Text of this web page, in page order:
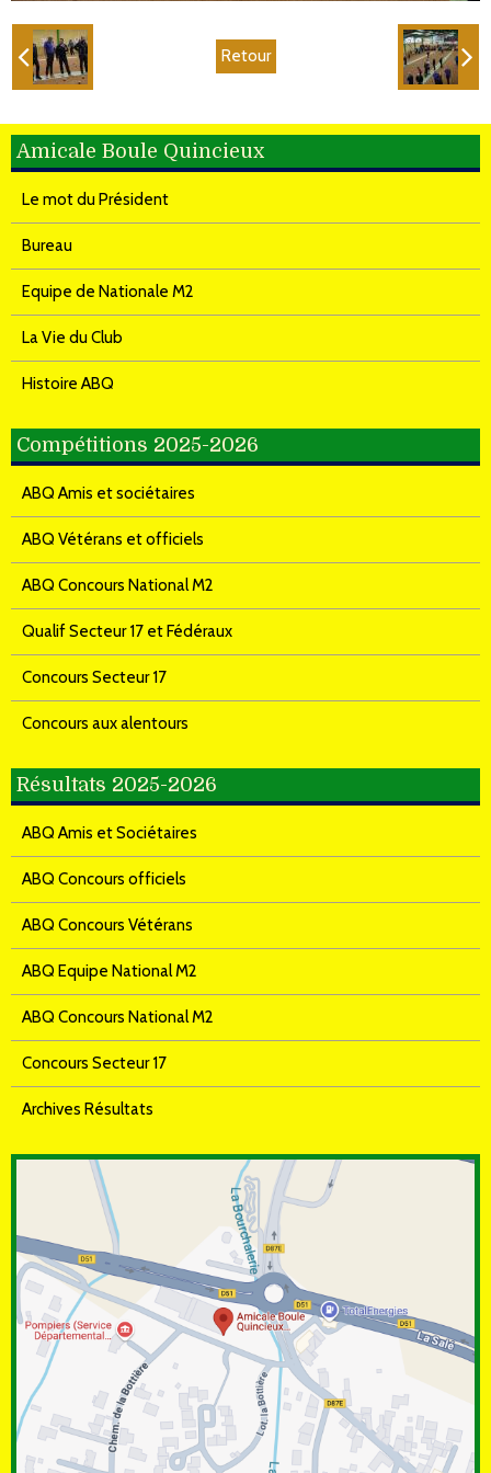
Retour
Amicale Boule Quincieux
Le mot du Président
Bureau
Equipe de Nationale M2
La Vie du Club
Histoire ABQ
Compétitions 2025-2026
ABQ Amis et sociétaires
ABQ Vétérans et officiels
ABQ Concours National M2
Qualif Secteur 17 et Fédéraux
Concours Secteur 17
Concours aux alentours
Résultats 2025-2026
ABQ Amis et Sociétaires
ABQ Concours officiels
ABQ Concours Vétérans
ABQ Equipe National M2
ABQ Concours National M2
Concours Secteur 17
Archives Résultats